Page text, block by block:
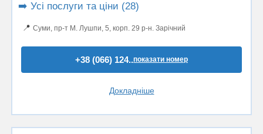
➡️ Усі послуги та ціни (28)
📍 Суми, пр-т М. Лушпи, 5, корп. 29 р-н. Зарічний
+38 (066) 124..показати номер
Докладніше